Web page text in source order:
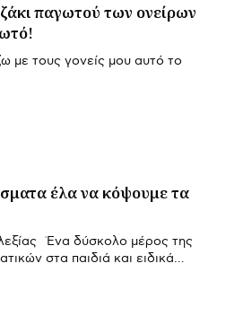
παγωτού των ονείρων
με τους γονείς μου αυτό το
έλα να κόψουμε τα
Ένα δύσκολο μέρος της
στα παιδιά και ειδικά…